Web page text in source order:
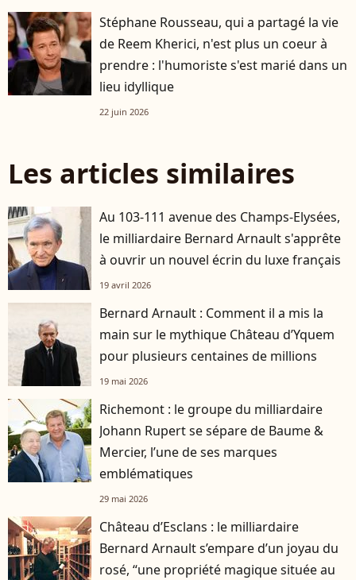
Stéphane Rousseau, qui a partagé la vie
de Reem Kherici, n'est plus un coeur à
prendre : l'humoriste s'est marié dans un
lieu idyllique
22 juin 2026
Les articles similaires
Au 103-111 avenue des Champs-Elysées,
le milliardaire Bernard Arnault s'apprête
à ouvrir un nouvel écrin du luxe français
19 avril 2026
Bernard Arnault : Comment il a mis la
main sur le mythique Château d’Yquem
pour plusieurs centaines de millions
19 mai 2026
Richemont : le groupe du milliardaire
Johann Rupert se sépare de Baume &
Mercier, l’une de ses marques
emblématiques
29 mai 2026
Château d’Esclans : le milliardaire
Bernard Arnault s’empare d’un joyau du
rosé, “une propriété magique située au